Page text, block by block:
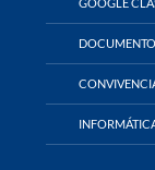
GOOGLE